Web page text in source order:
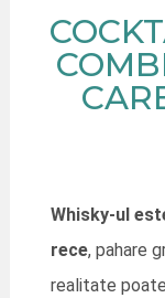
Whisky-ul
rece, pahare
realitate